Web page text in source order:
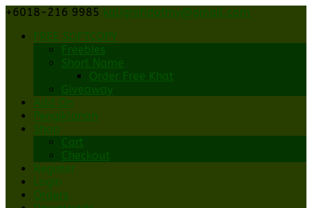
+6018-216 9985 kaligrafidotmy@gmail.com
FREE SOFTCOPY
Freebies
Short Name
Order Free Khat
Giveaway
Add On
Pengiklanan
Shop
Cart
Checkout
Register
Login
Orders